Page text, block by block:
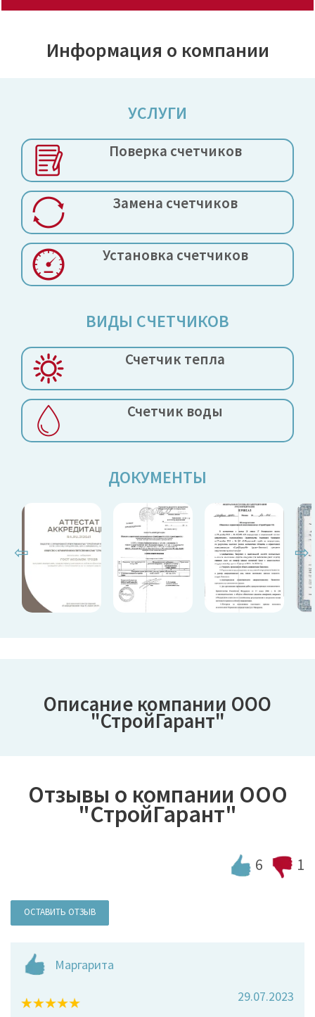
Информация о компании
УСЛУГИ
Поверка счетчиков
Замена счетчиков
Установка счетчиков
ВИДЫ СЧЕТЧИКОВ
Счетчик тепла
Счетчик воды
ДОКУМЕНТЫ
⇦ ⇨
Описание компании ООО
"СтройГарант"
Отзывы о компании ООО
"СтройГарант"
6 1
ОСТАВИТЬ ОТЗЫВ
Маргарита
29.07.2023